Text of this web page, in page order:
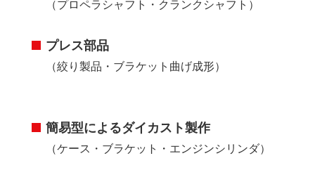
（プロペラシャフト・クランクシャフト）
プレス部品
（絞り製品・ブラケット曲げ成形）
簡易型によるダイカスト製作
（ケース・ブラケット・エンジンシリンダ）